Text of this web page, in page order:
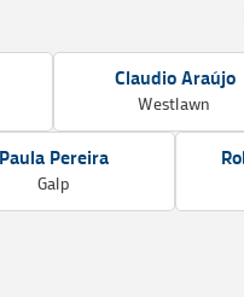
Claudio Araújo
Westlawn
Paula Pereira
Galp